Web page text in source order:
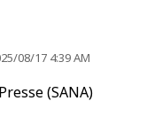
08/17 4:39 AM